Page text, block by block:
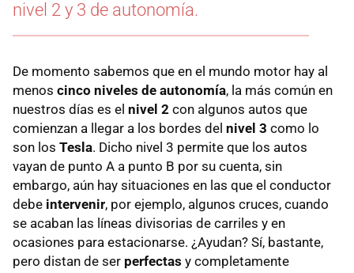
nivel 2 y 3 de autonomía.
De momento sabemos que en el mundo motor hay al
menos cinco niveles de autonomía, la más común en
nuestros días es el nivel 2 con algunos autos que
comienzan a llegar a los bordes del nivel 3 como lo
son los Tesla. Dicho nivel 3 permite que los autos
vayan de punto A a punto B por su cuenta, sin
embargo, aún hay situaciones en las que el conductor
debe intervenir, por ejemplo, algunos cruces, cuando
se acaban las líneas divisorias de carriles y en
ocasiones para estacionarse. ¿Ayudan? Sí, bastante,
pero distan de ser perfectas y completamente